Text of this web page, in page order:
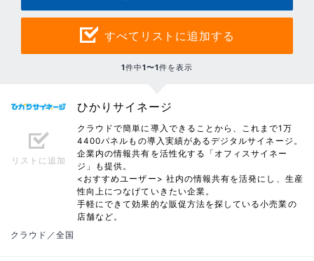
すべてリストに追加する
1件中1〜1件を表示
リストに追加
ひかりサイネージ
クラウドで簡単に導入できることから、これまで1万
4400パネルもの導入実績があるデジタルサイネージ。
企業内の情報共有を活性化する「オフィスサイネー
ジ」も提供。
<おすすめユーザー> 社内の情報共有を活発にし、生産
性向上につなげていきたい企業。
手軽にできて効果的な販促方法を探している小売業の
店舗など。
クラウド／全国